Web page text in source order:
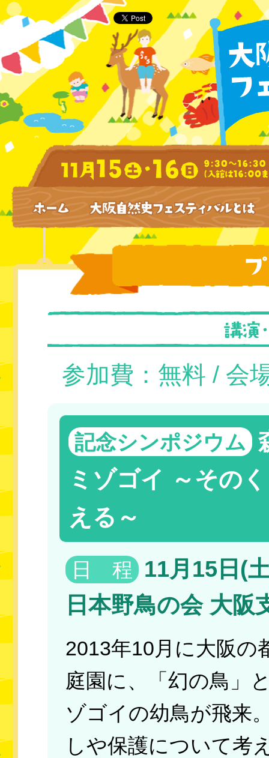
参加費：無料 / 会
記念シンポジウム
ミゾゴイ ～その
える～
日 程
11月15日(
日本野鳥の会 大阪
2013年10月に大阪の
庭園に、「幻の鳥」
ゾゴイの幼鳥が飛来
しや保護について考